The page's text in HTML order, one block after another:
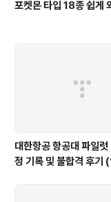
포켓몬 타입 18종 쉽게
대한항공 항공대 파일
정 기록 및 불합격 후기 (